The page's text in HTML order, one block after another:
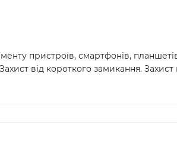
пристроїв, смартфонів,
від короткого замикання. Захист